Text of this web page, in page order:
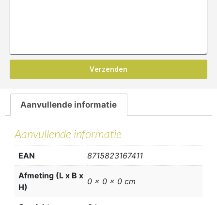
Verzenden
Aanvullende informatie
Aanvullende informatie
EAN 8715823167411
Afmeting (L x B x
H)
0 x 0 x 0 cm